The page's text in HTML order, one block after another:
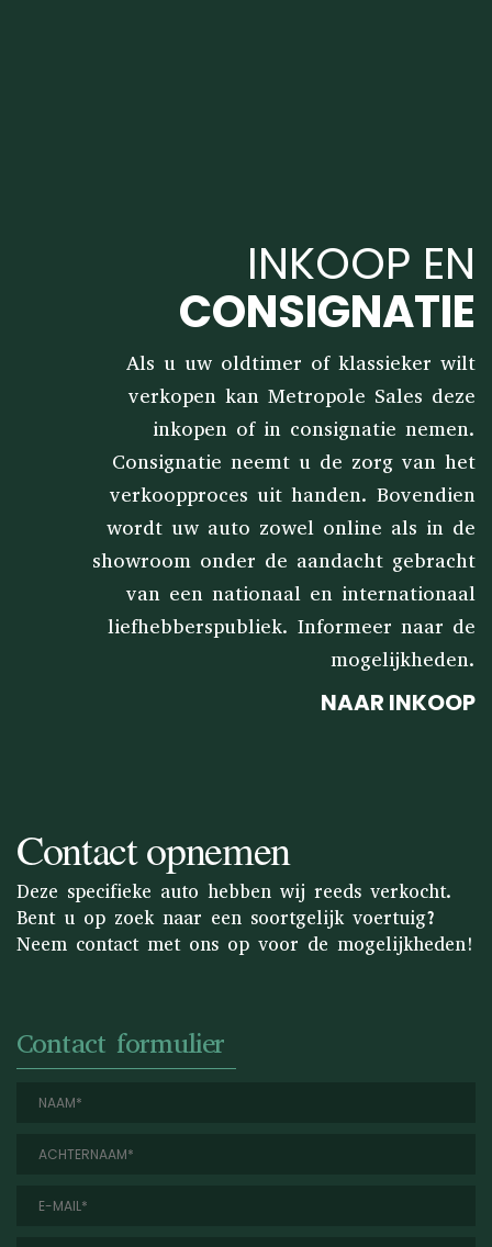
INKOOP EN
CONSIGNATIE
Als u uw oldtimer of klassieker wilt
verkopen kan Metropole Sales deze
inkopen of in consignatie nemen.
Consignatie neemt u de zorg van het
verkoopproces uit handen. Bovendien
wordt uw auto zowel online als in de
showroom onder de aandacht gebracht
van een nationaal en internationaal
liefhebberspubliek. Informeer naar de
mogelijkheden.
NAAR INKOOP
Contact opnemen
Deze specifieke auto hebben wij reeds verkocht.
Bent u op zoek naar een soortgelijk voertuig?
Neem contact met ons op voor de mogelijkheden!
Contact formulier